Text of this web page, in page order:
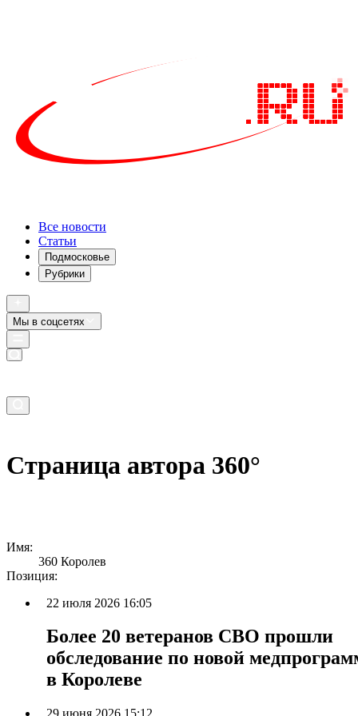
Все новости
Статьи
Подмосковье
Рубрики
Мы в соцсетях
Страница автора 360°
Имя:
360 Королев
Позиция:
22 июля 2026 16:05
Более 20 ветеранов СВО прошли
обследование по новой
в Королеве